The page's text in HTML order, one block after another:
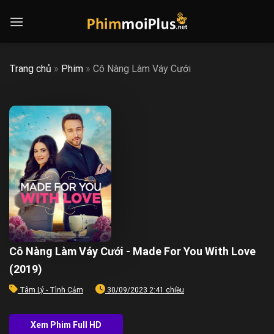
Trang chủ » Phim » Cô Nàng Làm Váy Cưới
Cô Nàng Làm Váy Cưới - Made For You With Love
(2019)
Tâm Lý - Tình Cảm 30/09/2023 2:41 chiều